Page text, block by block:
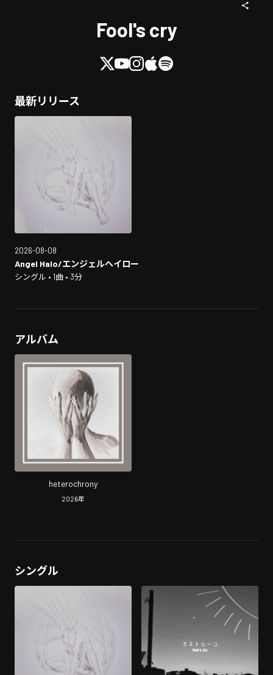
Fool's cry
最新リリース
2026-08-08
Angel Halo/エンジェルヘイロー
シングル • 1曲 • 3分
アルバム
heterochrony
2026年
シングル